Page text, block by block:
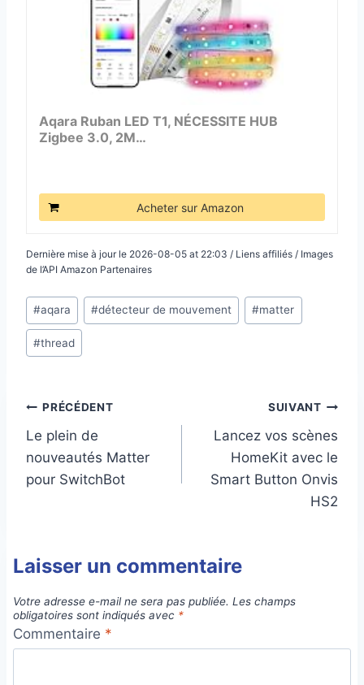
Aqara Ruban LED T1, NÉCESSITE HUB
Zigbee 3.0, 2M…
Acheter sur Amazon
Dernière mise à jour le 2026-08-05 at 22:03 / Liens affiliés / Images
de l’API Amazon Partenaires
Étiquettes
de
la
#aqara #détecteur de mouvement #matter
#thread
Navigation
de
l’article
PRÉCÉDENT
Le plein de
nouveautés Matter
pour SwitchBot
SUIVANT
Lancez vos scènes
HomeKit avec le
Smart Button Onvis
HS2
Laisser un commentaire
Votre adresse e-mail ne sera pas publiée. Les champs
obligatoires sont indiqués avec *
Commentaire *